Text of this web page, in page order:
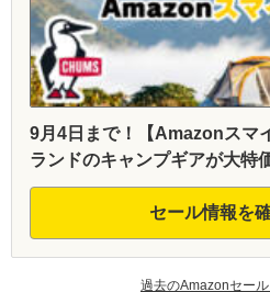
9月4日まで！【Amazonスマ
ランドのキャンプギアが大特
セール情報を
過去のAmazonセー